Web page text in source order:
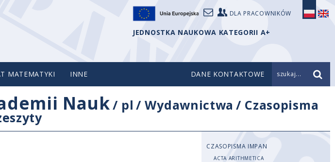
DLA PRACOWNIKÓW
JEDNOSTKA NAUKOWA KATEGORII A+
MATEMATYKI INNE DANE KONTAKTOWE szukaj...
Nauk/ pl /Wydawnictwa / Czasopisma
CZASOPISMA IMPAN
ACTA ARITHMETICA